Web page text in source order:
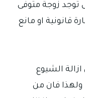
زوجة متوفى
قانونية او مانع
الشيوع
فان من